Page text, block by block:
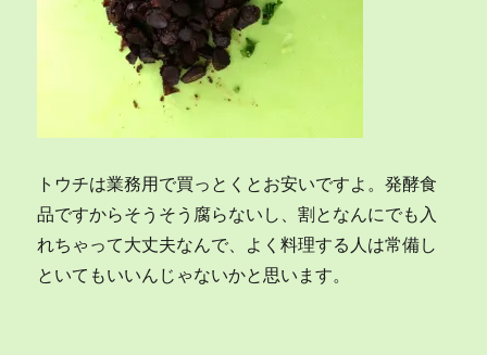
トウチは業務用で買っとくとお安いですよ。発酵食
品ですからそうそう腐らないし、割となんにでも入
れちゃって大丈夫なんで、よく料理する人は常備し
といてもいいんじゃないかと思います。